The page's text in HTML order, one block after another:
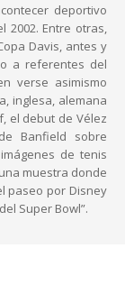
deportivo
2002. Entre otras,
Davis, antes y
a referentes del
verse asimismo
inglesa, alemana
el debut de Vélez
Banfield sobre
de tenis
muestra donde
paseo por Disney
Super Bowl”.